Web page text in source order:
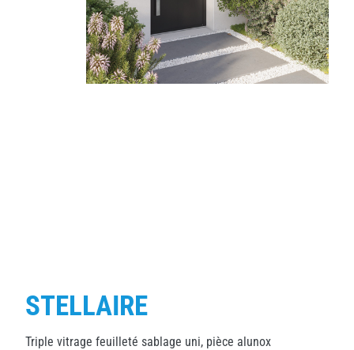
STELLAIRE
Triple vitrage feuilleté sablage uni, pièce alunox